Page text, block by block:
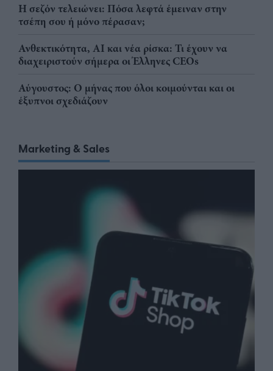
Η σεζόν τελειώνει: Πόσα λεφτά έμειναν στην
τσέπη σου ή μόνο πέρασαν;
Ανθεκτικότητα, AI και νέα ρίσκα: Τι έχουν να
διαχειριστούν σήμερα οι Έλληνες CEOs
Αύγουστος: Ο μήνας που όλοι κοιμούνται και οι
έξυπνοι σχεδιάζουν
Marketing & Sales